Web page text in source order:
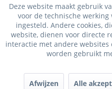
Deze website maakt gebruik
voor de technische
ingesteld. Andere cookies,
website, dienen voor directe
interactie met andere websites
worden gebruikt
Afwijzen Alle